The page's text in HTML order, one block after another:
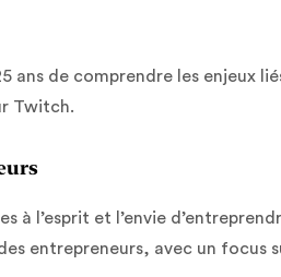
ans de comprendre les enjeux
Twitch.
à l’esprit et l’envie
entrepreneurs, avec un focus